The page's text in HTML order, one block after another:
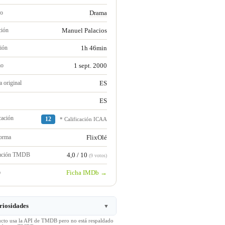
Drama
Manuel Palacios
1h 46min
1 sept. 2000
original ES
ES
12 * Calificación ICAA
FlixOlé
TMDB 4,0 / 10 (9 votos)
Ficha IMDb →
▼
usa la API de TMDB pero no está respaldado